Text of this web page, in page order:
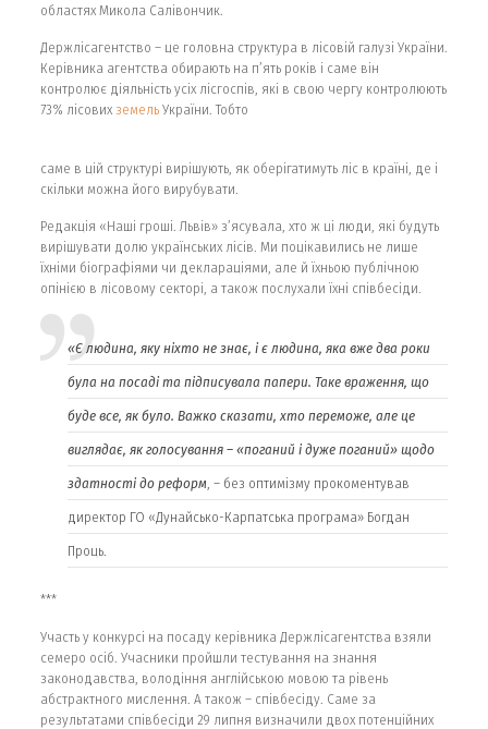
областях Микола Салівончик.
Держлісагентство – це головна структура в лісовій галузі України.
Керівника агентства обирають на п’ять років і саме він
контролює діяльність усіх лісгоспів, які в свою чергу контролюють
73% лісовихземельУкраїни. Тобто
саме в цій структурі вирішують, як оберігатимуть ліс в країні, де і
скільки можна його вирубувати.
Редакція «Наші гроші. Львів» з’ясувала, хто ж ці люди, які будуть
вирішувати долю українських лісів. Ми поцікавились не лише
їхніми біографіями чи деклараціями, але й їхньою публічною
опінією в лісовому секторі, а також послухали їхні співбесіди.
«Є людина, яку ніхто не знає, і є людина, яка вже два роки
була на посаді та підписувала папери. Таке враження, що
буде все, як було. Важко сказати, хто переможе, але це
виглядає, як голосування – «поганий і дуже поганий» щодо
здатності до реформ , – без оптимізму прокоментував
директор ГО «Дунайсько-Карпатська програма» Богдан
Проць.
***
Участь у конкурсі на посаду керівника Держлісагентства взяли
семеро осіб. Учасники пройшли тестування на знання
законодавства, володіння англійською мовою та рівень
абстрактного мислення. А також – співбесіду. Саме за
результатами співбесіди 29 липня визначили двох потенційних